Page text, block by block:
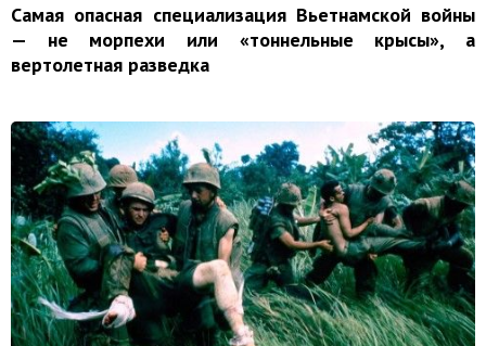
Самая опасная специализация Вьетнамской войны
— не морпехи или «тоннельные крысы», а
вертолетная разведка